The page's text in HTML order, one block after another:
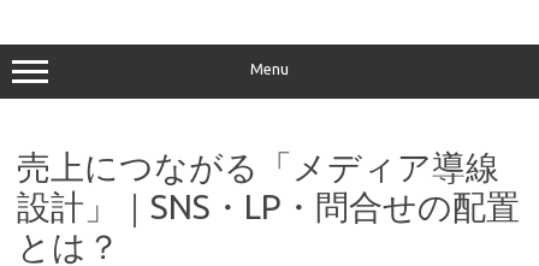
Menu
売上につながる「メディア導線
設計」｜SNS・LP・問合せの配置
とは？